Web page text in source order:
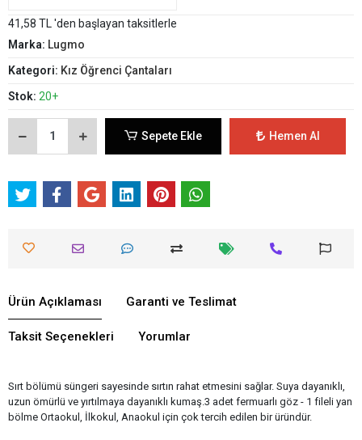
41,58 TL 'den başlayan taksitlerle
Marka: Lugmo
Kategori: Kız Öğrenci Çantaları
Stok: 20+
Sepete Ekle Hemen Al
Ürün Açıklaması Garanti ve Teslimat
Taksit Seçenekleri Yorumlar
Sırt bölümü süngeri sayesinde sırtın rahat etmesini sağlar. Suya dayanıklı,
uzun ömürlü ve yırtılmaya dayanıklı kumaş.3 adet fermuarlı göz - 1 fileli yan
bölme Ortaokul, İlkokul, Anaokul için çok tercih edilen bir üründür.